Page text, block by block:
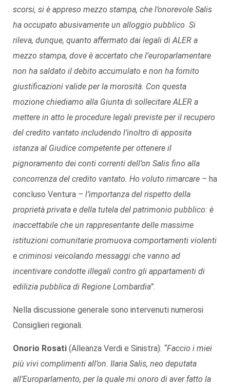
scorsi, si è appreso mezzo stampa, che l’onorevole Salis
ha occupato abusivamente un alloggio pubblico Si
rileva, dunque, quanto affermato dai legali di ALER a
mezzo stampa, dove è accertato che l’europarlamentare
non ha saldato il debito accumulato e non ha fornito
giustificazioni valide per la morosità. Con questa
mozione chiediamo alla Giunta di sollecitare ALER a
mettere in atto le procedure legali previste per il recupero
del credito vantato includendo l’inoltro di apposita
istanza al Giudice competente per ottenere il
pignoramento dei conti correnti dell’on Salis fino alla
concorrenza del credito vantato. Ho voluto rimarcare – ha
concluso Ventura – l’importanza del rispetto della
proprietà privata e della tutela del patrimonio pubblico: è
inaccettabile che un rappresentante delle massime
istituzioni comunitarie promuova comportamenti violenti
e criminosi veicolando messaggi che vanno ad
incentivare condotte illegali contro gli appartamenti di
edilizia pubblica di Regione Lombardia”.
Nella discussione generale sono intervenuti numerosi
Consiglieri regionali.
Onorio Rosati (Alleanza Verdi e Sinistra): “Faccio i miei
più vivi complimenti all’on. Ilaria Salis, neo deputata
all’Europarlamento, per la quale mi onoro di aver fatto la